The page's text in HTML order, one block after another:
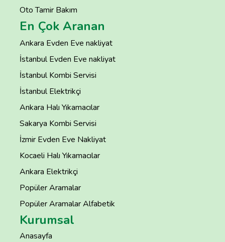
Oto Tamir Bakım
En Çok Aranan
Ankara Evden Eve nakliyat
İstanbul Evden Eve nakliyat
İstanbul Kombi Servisi
İstanbul Elektrikçi
Ankara Halı Yıkamacılar
Sakarya Kombi Servisi
İzmir Evden Eve Nakliyat
Kocaeli Halı Yıkamacılar
Ankara Elektrikçi
Popüler Aramalar
Popüler Aramalar Alfabetik
Kurumsal
Anasayfa